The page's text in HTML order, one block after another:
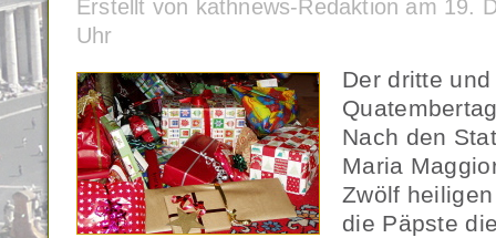
Erstellt von kathnews-Redaktion am 19.
Uhr
Der dritte
Nach den
Maria
Zwölf
die Päpste